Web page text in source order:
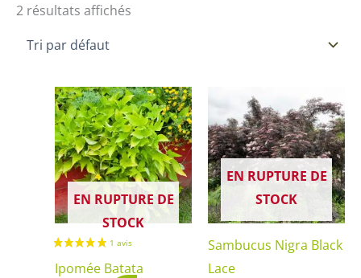
2 résultats affichés
EN RUPTURE DE
STOCK
Ipomée Batata
Ce
produit
a
plusieurs
variations.
Les
options
peuvent
EN RUPTURE DE
STOCK
Sambucus Nigra Black
Lace